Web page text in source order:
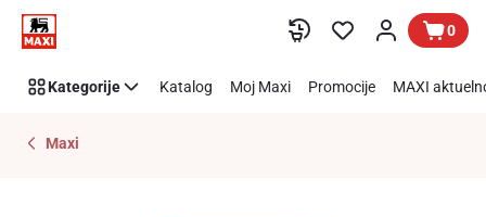
Preskoči link 0
Kategorije Katalog Moj Maxi Promocije MAXI
Maxi